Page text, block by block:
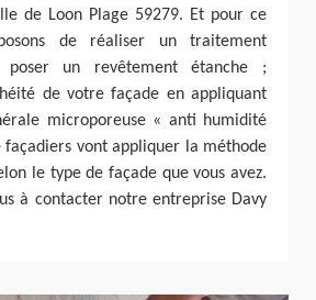
de Loon Plage 59279. Et pour ce
de réaliser un traitement
un revêtement étanche ;
de votre façade en appliquant
microporeuse « anti humidité
façadiers vont appliquer la méthode
le type de façade que vous avez.
à contacter notre entreprise Davy